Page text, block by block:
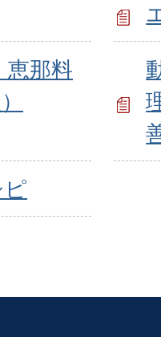
恵那料